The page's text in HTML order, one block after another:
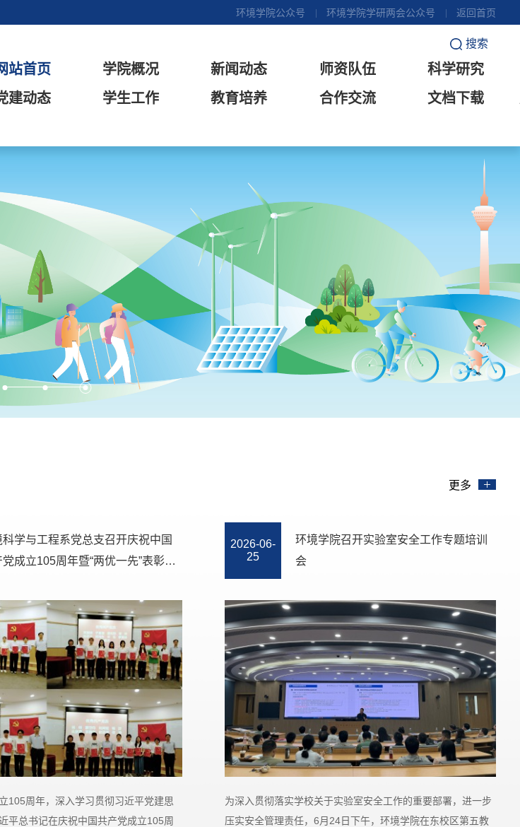
环境学院公众号 环境学院学研两会公众号 返回首页
搜索
站首页 学院概况 新闻动态 师资队伍
科学研究
建动态
学生工作 教育培养 合作交流 文档下载
更多
红色血脉 研学聚力同行——“红启”访
环境学院学生工作骨干赴上海学习
、强化学生工作骨干思想引领与实践能
大学环境学院（以下简称“中国科大环境
2026-07-
09
党建联建聚合力 科技治湖传声音——中
国科大环境系教师党支部联合巢湖学院
为深入学习贯彻习近平生态文明思想，落实习近平总书记关于
巢湖综合治理重要指示批示精神，打通环境科研、生态治理、